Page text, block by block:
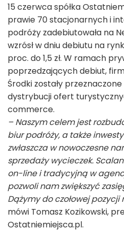
15 czerwca spółka
prawie 70 stacjonarnych i
podróży zadebiutowała na
wzrósł w dniu debiutu na
proc. do 1,5 zł. W ramach
poprzedzających debiut,
Środki zostały
dystrybucji ofert
commerce.
– Naszym celem jest
biur podróży, a także
zwłaszcza w nowoczesne
sprzedaży wycieczek.
on-line i tradycyjną w
pozwoli nam zwiększyć
Dążymy do czołowej
mówi Tomasz Kozikowski,
Ostatniemiejsca.pl.